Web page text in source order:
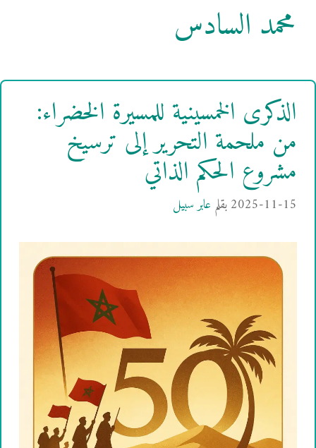
محمد السادس
الذكرى الخمسينية للمسيرة الخضراء:
من ملحمة التحرير إلى ترسيخ
مشروع الحكم الذاتي
2025-11-15بقلم عابر سبيل